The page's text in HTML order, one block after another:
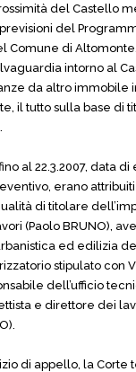
del Castello
del
Comune di
intorno al
da altro immobile
il tutto sulla base di
al 22.3.2007, data
erano
di titolare
(Paolo BRUNO),
ed edilizia
stipulato con
dell’ufficio
e direttore dei
di appello, la Corte